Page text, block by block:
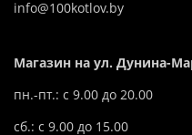
info@100kotlov.by
Магазин на ул. Дунина-
пн.-пт.: с 9.00 до 20.00
сб.: с 9.00 до 15.00